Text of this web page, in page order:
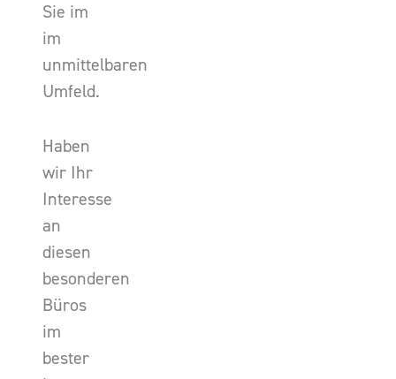
Sie im
im
unmittelbaren
Umfeld.
Haben
wir Ihr
Interesse
an
diesen
besonderen
Büros
im
bester